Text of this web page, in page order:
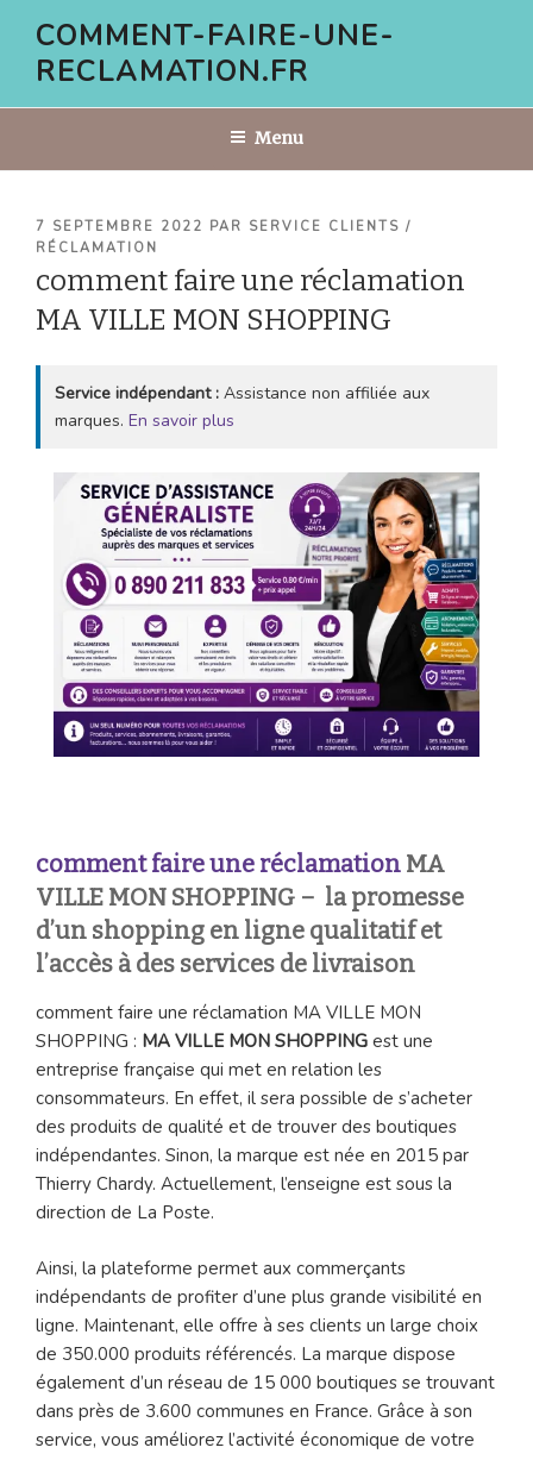
contenu
COMMENT-FAIRE-UNE-
RECLAMATION.FR
Menu
PUBLIÉ
LE
7 SEPTEMBRE 2022 PAR SERVICE CLIENTS /
RÉCLAMATION
comment faire une réclamation
MA VILLE MON SHOPPING
Service indépendant : Assistance non affiliée aux
marques. En savoir plus
comment faire une réclamation MA
VILLE MON SHOPPING – la promesse
d’un shopping en ligne qualitatif et
l’accès à des services de livraison
comment faire une réclamation MA VILLE MON
SHOPPING : MA VILLE MON SHOPPING est une
entreprise française qui met en relation les
consommateurs. En effet, il sera possible de s’acheter
des produits de qualité et de trouver des boutiques
indépendantes. Sinon, la marque est née en 2015 par
Thierry Chardy. Actuellement, l’enseigne est sous la
direction de La Poste.
Ainsi, la plateforme permet aux commerçants
indépendants de profiter d’une plus grande visibilité en
ligne. Maintenant, elle offre à ses clients un large choix
de 350.000 produits référencés. La marque dispose
également d’un réseau de 15 000 boutiques se trouvant
dans près de 3.600 communes en France. Grâce à son
service, vous améliorez l’activité économique de votre